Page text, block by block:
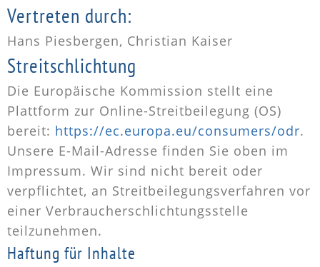
Vertreten durch:
Hans Piesbergen, Christian Kaiser
Streitschlichtung
Die Europäische Kommission stellt eine
Plattform zur Online-Streitbeilegung (OS)
bereit: https://ec.europa.eu/consumers/odr.
Unsere E-Mail-Adresse finden Sie oben im
Impressum. Wir sind nicht bereit oder
verpflichtet, an Streitbeilegungsverfahren vor
einer Verbraucherschlichtungsstelle
teilzunehmen.
Haftung für Inhalte